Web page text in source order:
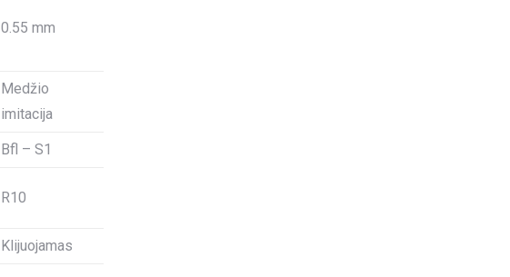
0.55 mm
Medžio
imitacija
Bfl – S1
R10
Klijuojamas